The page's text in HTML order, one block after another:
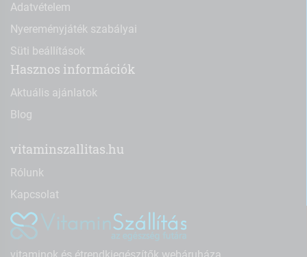
Adatvételem
Nyereményjáték szabályai
Süti beállítások
Hasznos információk
Aktuális ajánlatok
Blog
vitaminszallitas.hu
Rólunk
Kapcsolat